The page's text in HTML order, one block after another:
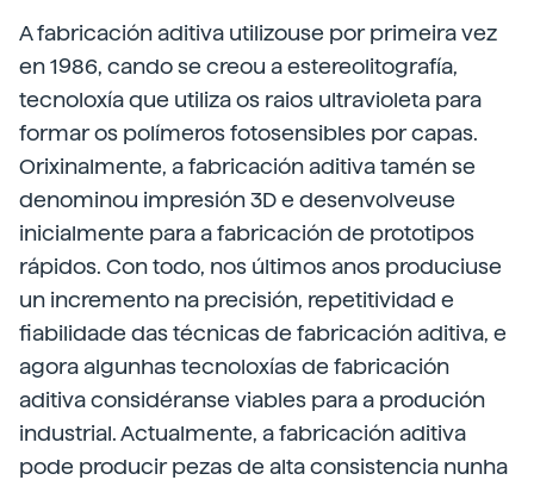
A fabricación aditiva utilizouse por primeira vez
en 1986, cando se creou a estereolitografía,
tecnoloxía que utiliza os raios ultravioleta para
formar os polímeros fotosensibles por capas.
Orixinalmente, a fabricación aditiva tamén se
denominou impresión 3D e desenvolveuse
inicialmente para a fabricación de prototipos
rápidos. Con todo, nos últimos anos produciuse
un incremento na precisión, repetitividad e
fiabilidade das técnicas de fabricación aditiva, e
agora algunhas tecnoloxías de fabricación
aditiva considéranse viables para a produción
industrial. Actualmente, a fabricación aditiva
pode producir pezas de alta consistencia nunha